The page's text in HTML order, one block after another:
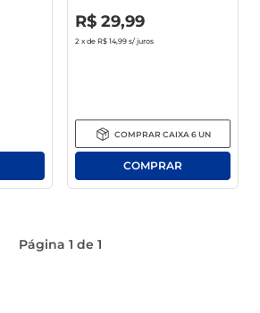
R$ 29,99
2 x de R$ 14,99 s/ juros
COMPRAR CAIXA 6UN
Página 1 de 1